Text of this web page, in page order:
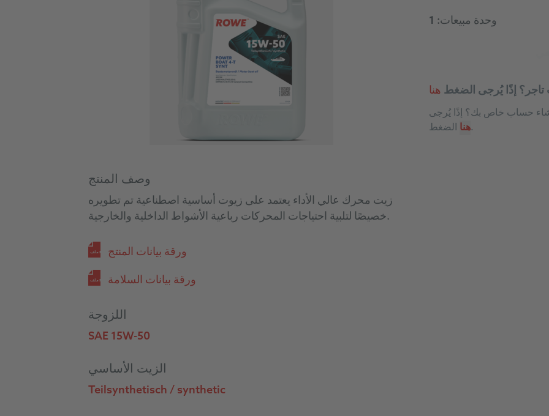
وصف المنتج
زيت محرك عالي الأداء يعتمد على زيوت أساسية اصطناعية تم تطويره
خصيصًا لتلبية احتياجات المحركات رباعية الأشواط الداخلية والخارجية.
ملف PDF ورقة بيانات المنتج
ملف PDF ورقة بيانات السلامة
اللزوجة
SAE 15W-50
الزيت الأساسي
Teilsynthetisch / synthetic
وحدة مبيعات: 1
إذًا يُرجى الضغط هنا
حساب خاص بك؟ إذًا يُرجى
هنا.